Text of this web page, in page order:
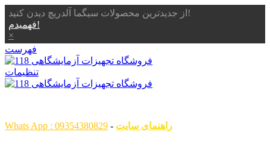
از جدیدترین محصولات سیگما آلدریچ دیدن کنید!
فهمیدم!
×
فهرست
تنظیمات
Whats App : 09354380829 - راهنمای سایت